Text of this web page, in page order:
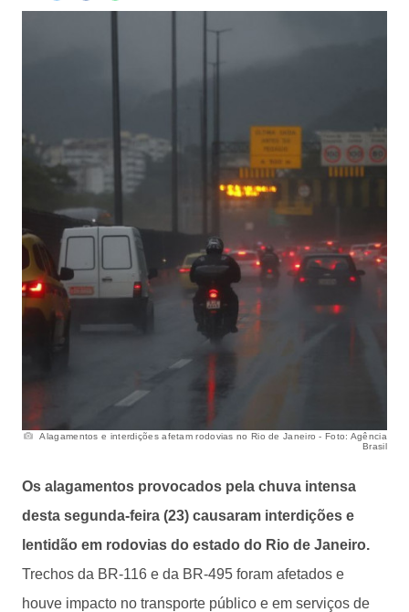
Alagamentos e interdições afetam rodovias no Rio de Janeiro - Foto: Agência
Brasil
Os alagamentos provocados pela chuva intensa
desta segunda-feira (23) causaram interdições e
lentidão em rodovias do estado do Rio de Janeiro.
Trechos da BR-116 e da BR-495 foram afetados e
houve impacto no transporte público e em serviços de